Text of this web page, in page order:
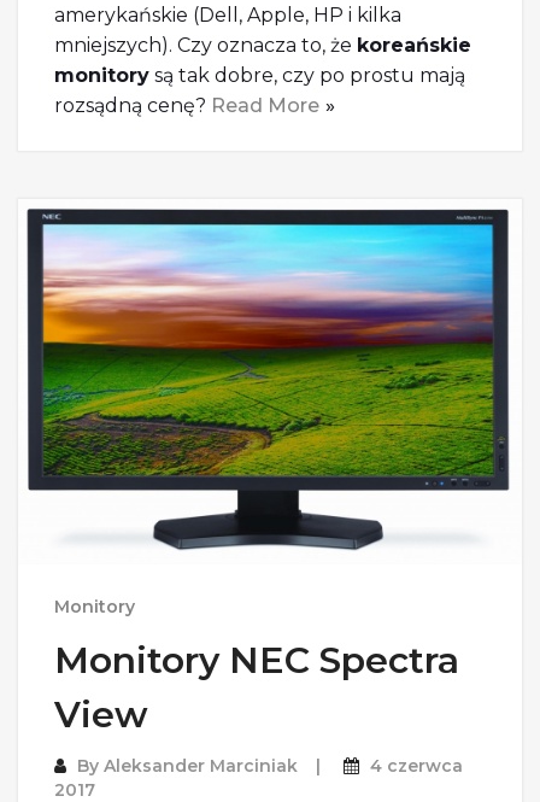
amerykańskie (Dell, Apple, HP i kilka
mniejszych). Czy oznacza to, że koreańskie
monitory są tak dobre, czy po prostu mają
rozsądną cenę? Read More
Monitory
Monitory NEC Spectra
View
By Aleksander Marciniak
4 czerwca
2017